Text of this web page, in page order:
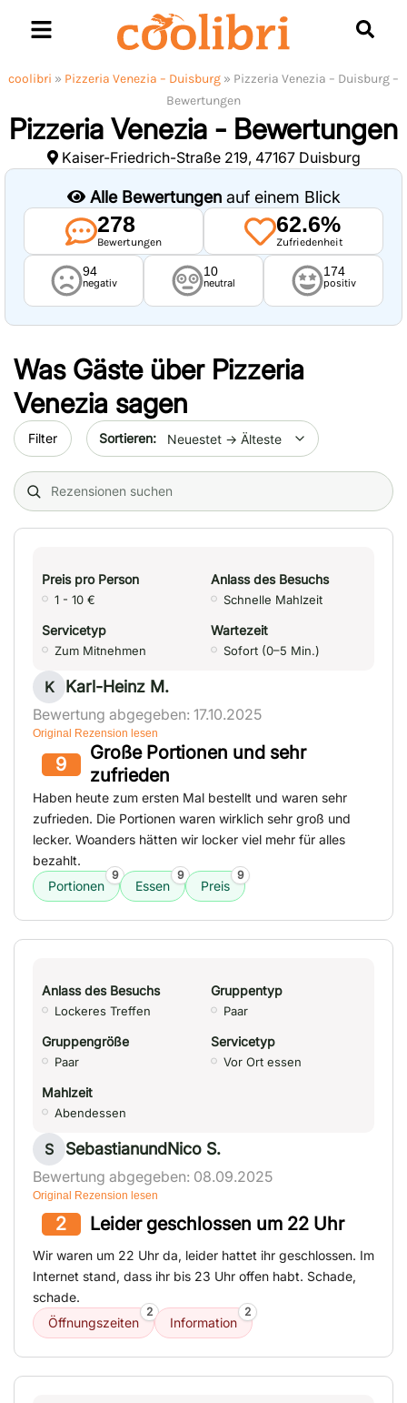
coolibri » Pizzeria Venezia – Duisburg » Pizzeria Venezia – Duisburg –
Bewertungen
Pizzeria Venezia - Bewertungen
Kaiser-Friedrich-Straße 219, 47167 Duisburg
Alle Bewertungenauf einem Blick
278
Bewertungen
62.6%
Zufriedenheit
94
negativ
10
neutral
174
positiv
Was Gäste über Pizzeria
Venezia sagen
Filter Sort by date
Search (title/text)
Preis pro Person
1 - 10 €
Anlass des Besuchs
Schnelle Mahlzeit
Servicetyp
Zum Mitnehmen
Wartezeit
Sofort (0–5 Min.)
K Karl-Heinz M.
Bewertung abgegeben: 17.10.2025
Original Rezension lesen
9
Große Portionen und sehr
zufrieden
Haben heute zum ersten Mal bestellt und waren sehr
zufrieden. Die Portionen waren wirklich sehr groß und
lecker. Woanders hätten wir locker viel mehr für alles
bezahlt.
Portionen
9
Essen
9
Preis
9
Anlass des Besuchs
Lockeres Treffen
Gruppentyp
Paar
Gruppengröße
Paar
Servicetyp
Vor Ort essen
Mahlzeit
Abendessen
S SebastianundNico S.
Bewertung abgegeben: 08.09.2025
Original Rezension lesen
2 Leider geschlossen um 22 Uhr
Wir waren um 22 Uhr da, leider hattet ihr geschlossen. Im
Internet stand, dass ihr bis 23 Uhr offen habt. Schade,
schade.
Öffnungszeiten
2
Information
2